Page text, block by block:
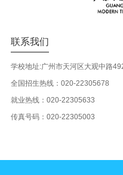
联系我们
学校地址:广州市天河区大观中路
全国招生热线：020-22305678
就业热线：020-22305633
传真号码：020-22305003